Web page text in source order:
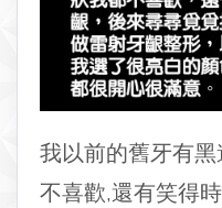
我以前的舊牙有
不喜歡,還有笑得